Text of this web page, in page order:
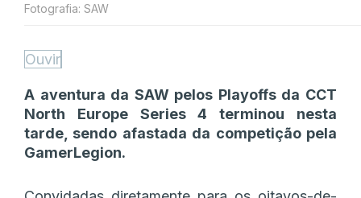
Fotografia: SAW
Ouvir
A aventura da SAW pelos Playoffs da CCT
North Europe Series 4 terminou nesta
tarde, sendo afastada da competição pela
GamerLegion.